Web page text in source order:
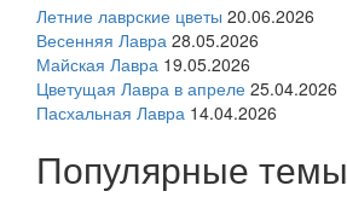
Летние лаврские цветы 20.06.2026
Весенняя Лавра 28.05.2026
Майская Лавра 19.05.2026
Цветущая Лавра в апреле 25.04.2026
Пасхальная Лавра 14.04.2026
Популярные темы